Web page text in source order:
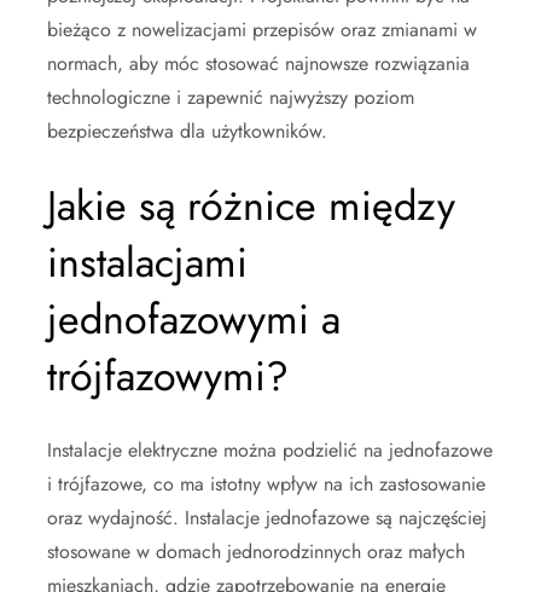
bieżąco z nowelizacjami przepisów oraz zmianami w
normach, aby móc stosować najnowsze rozwiązania
technologiczne i zapewnić najwyższy poziom
bezpieczeństwa dla użytkowników.
Jakie są różnice między
instalacjami
jednofazowymi a
trójfazowymi?
Instalacje elektryczne można podzielić na jednofazowe
i trójfazowe, co ma istotny wpływ na ich zastosowanie
oraz wydajność. Instalacje jednofazowe są najczęściej
stosowane w domach jednorodzinnych oraz małych
mieszkaniach, gdzie zapotrzebowanie na energię